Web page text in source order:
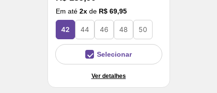
Em até 2x de R$ 69,95
42 44 46 48 50
Selecionar
Ver detalhes